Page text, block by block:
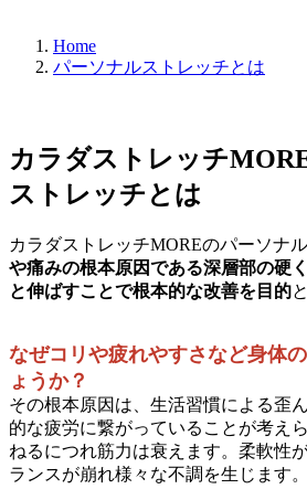
Home
パーソナルストレッチとは
カラダストレッチ
ストレッチとは
カラダストレッチMOREのパーソナ
や痛みの根本原因である深層部の硬
と伸ばすことで根本的な改善を目的
なぜコリや疲れやすさなど身体
ょうか？
その根本原因は、生活習慣による歪
的な疲労に繋がっていることが考え
ねるにつれ筋力は衰えます。柔軟性
ランスが崩れ様々な不調を生じます。